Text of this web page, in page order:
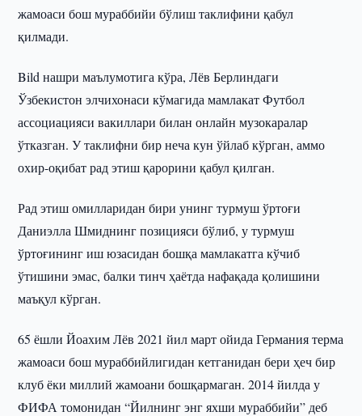
жамоаси бош мураббийи бўлиш таклифини қабул
қилмади.
Bild нашри маълумотига кўра, Лёв Берлиндаги
Ўзбекистон элчихонаси кўмагида мамлакат Футбол
ассоциацияси вакиллари билан онлайн музокаралар
ўтказган. У таклифни бир неча кун ўйлаб кўрган, аммо
охир-оқибат рад этиш қарорини қабул қилган.
Рад этиш омилларидан бири унинг турмуш ўртоғи
Даниэлла Шмиднинг позицияси бўлиб, у турмуш
ўртоғининг иш юзасидан бошқа мамлакатга кўчиб
ўтишини эмас, балки тинч ҳаётда нафақада қолишини
маъқул кўрган.
65 ёшли Йоахим Лёв 2021 йил март ойида Германия терма
жамоаси бош мураббийлигидан кетганидан бери ҳеч бир
клуб ёки миллий жамоани бошқармаган. 2014 йилда у
ФИФА томонидан “Йилнинг энг яхши мураббийи” деб